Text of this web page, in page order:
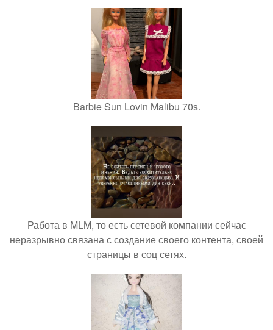
Barbie Sun Lovin Malibu 70s.
Работа в MLM, то есть сетевой компании сейчас
неразрывно связана с создание своего контента, своей
страницы в соц сетях.